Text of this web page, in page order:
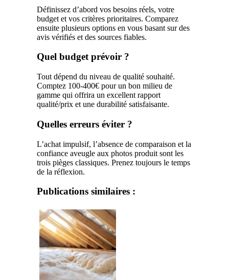
Définissez d’abord vos besoins réels, votre
budget et vos critères prioritaires. Comparez
ensuite plusieurs options en vous basant sur des
avis vérifiés et des sources fiables.
Quel budget prévoir ?
Tout dépend du niveau de qualité souhaité.
Comptez 100-400€ pour un bon milieu de
gamme qui offrira un excellent rapport
qualité/prix et une durabilité satisfaisante.
Quelles erreurs éviter ?
L’achat impulsif, l’absence de comparaison et la
confiance aveugle aux photos produit sont les
trois pièges classiques. Prenez toujours le temps
de la réflexion.
Publications similaires :